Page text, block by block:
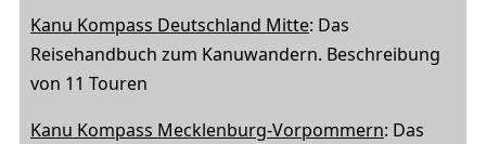
Kanu Kompass Deutschland Mitte: Das
Reisehandbuch zum Kanuwandern. Beschreibung
von 11 Touren
Kanu Kompass Mecklenburg-Vorpommern: Das